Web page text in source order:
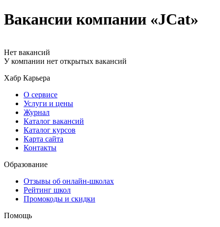
Вакансии компании «JCat»
Нет вакансий
У компании нет открытых вакансий
Хабр Карьера
О сервисе
Услуги и цены
Журнал
Каталог вакансий
Каталог курсов
Карта сайта
Контакты
Образование
Отзывы об онлайн-школах
Рейтинг школ
Промокоды и скидки
Помощь